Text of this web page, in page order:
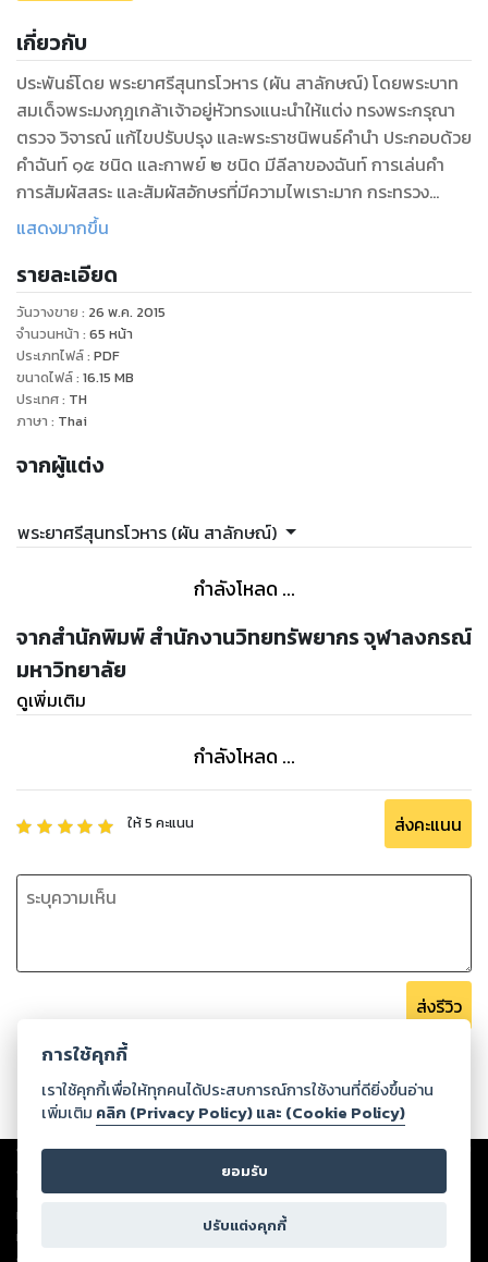
เกี่ยวกับ
ประพันธ์โดย พระยาศรีสุนทรโวหาร (ผัน สาลักษณ์) โดยพระบาท
สมเด็จพระมงกุฎเกล้าเจ้าอยู่หัวทรงแนะนำให้แต่ง ทรงพระกรุณา
ตรวจ วิจารณ์ แก้ไขปรับปรุง และพระราชนิพนธ์คำนำ ประกอบด้วย
คำฉันท์ ๑๕ ชนิด และกาพย์ ๒ ชนิด มีลีลาของฉันท์ การเล่นคำ
การสัมผัสสระ และสัมผัสอักษรที่มีความไพเราะมาก กระทรวง
ศึกษาธิการได้คัดเลือกเป็นหนังสืออ่านกวีนิพนธ์และแบบเรียน ว่า
วรรณคดีสันสกฤ
แสดงมากขึ้น
รายละเอียด
วันวางขาย : 26 พ.ค. 2015
จำนวนหน้า : 65 หน้า
ประเภทไฟล์: PDF
ขนาดไฟล์: 16.15 MB
ประเทศ: TH
ภาษา : Thai
จากผู้แต่ง
พระยาศรีสุนทรโวหาร (ผัน สาลักษณ์)
กำลังโหลด ...
จากสำนักพิมพ์ สำนักงานวิทยทรัพยากร จุฬาลงกรณ์
มหาวิทยาลัย
ดูเพิ่มเติม
กำลังโหลด ...
ให้5 คะแนน ส่งคะแนน
ส่งรีวิว
Copyright ©2026Storylog Co., Ltd. - สตอรี่ล็อกขอสงวนสิทธิ์ไม่รับผิดชอบ
ต่อผลงานหรือเนื้อหาใดที่อัปโหลดผ่านเว็บไซต์และปรากฏว่าละเมิดสิทธิใน
ทรัพย์สินทางปัญญาของบุคคลอื่นหรือขัดต่อกฎหมายและศีลธรรม ดังนั้น ผู้อ่าน
ทุกท่านโปรดใช้วิจารณญาณในการกลั่นกรองด้วยตนเอง และหากท่านพบว่าส่วน
หนึ่งส่วนใดขัดต่อกฎหมายและศีลธรรม กรุณาแจ้งมายังบริษัท เพื่อทีมงานจะได้
ดำเนินการในทันที ทั้งนี้ ทางสตอรี่ล็อกขอสงวนลิขสิทธิ์ตามพระราชบัญญัติ
การใช้คุกกี้
เราใช้คุกกี้เพื่อให้ทุกคนได้ประสบการณ์การใช้งานที่ดียิ่งขึ้นอ่าน
เพิ่มเติม คลิก (Privacy Policy) และ (Cookie Policy)
ยอมรับ
ปรับแต่งคุกกี้